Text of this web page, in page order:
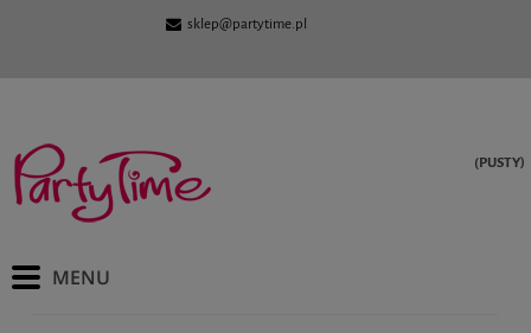
sklep@partytime.pl
(PUSTY)